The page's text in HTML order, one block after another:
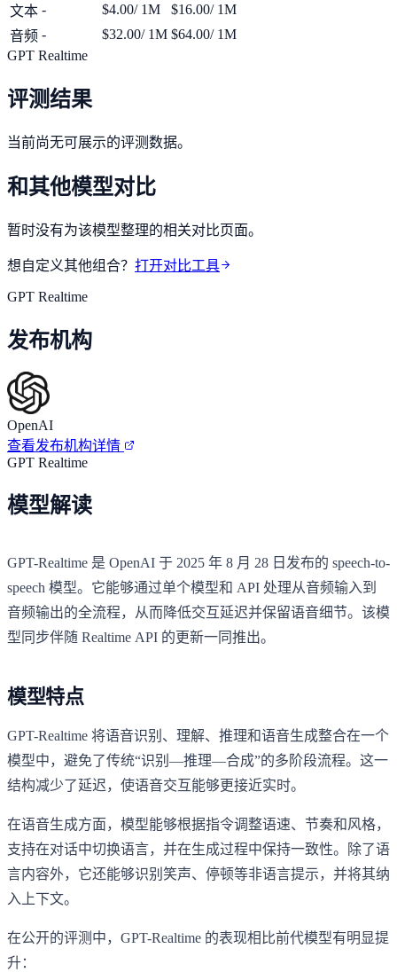
文本 - $4.00/ 1M $16.00/ 1M
音频 - $32.00/ 1M $64.00/ 1M
GPT Realtime
评测结果
当前尚无可展示的评测数据。
和其他模型对比
暂时没有为该模型整理的相关对比页面。
想自定义其他组合？ 打开对比工具
GPT Realtime
发布机构
OpenAI
查看发布机构详情
GPT Realtime
模型解读
GPT-Realtime 是 OpenAI 于 2025 年 8 月 28 日发布的 speech-to-
speech 模型。它能够通过单个模型和 API 处理从音频输入到
音频输出的全流程，从而降低交互延迟并保留语音细节。该模
型同步伴随 Realtime API 的更新一同推出。
模型特点
GPT-Realtime 将语音识别、理解、推理和语音生成整合在一个
模型中，避免了传统“识别—推理—合成”的多阶段流程。这一
结构减少了延迟，使语音交互能够更接近实时。
在语音生成方面，模型能够根据指令调整语速、节奏和风格，
支持在对话中切换语言，并在生成过程中保持一致性。除了语
言内容外，它还能够识别笑声、停顿等非语言提示，并将其纳
入上下文。
在公开的评测中，GPT-Realtime 的表现相比前代模型有明显提
升：